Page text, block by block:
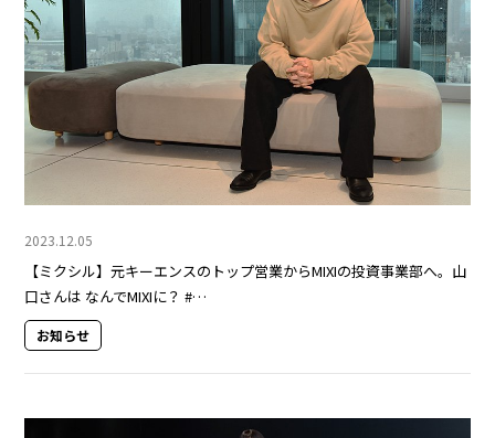
2023.12.05
【ミクシル】元キーエンスのトップ営業からMIXIの投資事業部へ。山
口さんは なんでMIXIに？ #…
お知らせ